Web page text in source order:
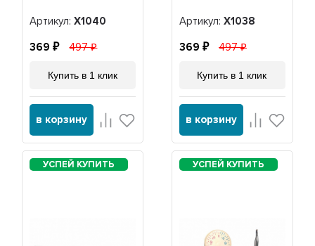
Артикул:Х1040
369 497
Купить в 1 клик
в корзину
Артикул: Х1038
369 497
Купить в 1 клик
в корзину